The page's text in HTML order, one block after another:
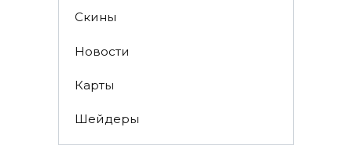
Скины
Новости
Карты
Шейдеры